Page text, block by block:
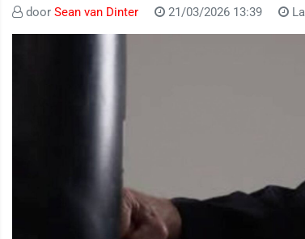
door Sean van Dinter 21/03/2026 13:39